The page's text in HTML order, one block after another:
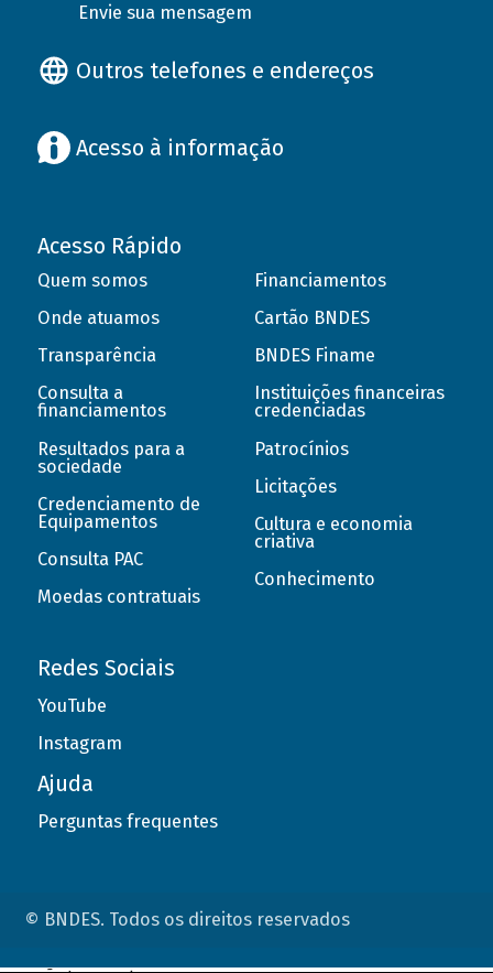
Envie sua mensagem
Outros telefones e endereços
Acesso à informação
Acesso Rápido
Quem somos
Onde atuamos
Transparência
Consulta a
financiamentos
Resultados para a
sociedade
Credenciamento de
Equipamentos
Consulta PAC
Moedas contratuais
Financiamentos
Cartão BNDES
BNDES Finame
Instituições financeiras
credenciadas
Patrocínios
Licitações
Cultura e economia
criativa
Conhecimento
Redes Sociais
YouTube
Instagram
Ajuda
Perguntas frequentes
© BNDES. Todos os direitos reservados